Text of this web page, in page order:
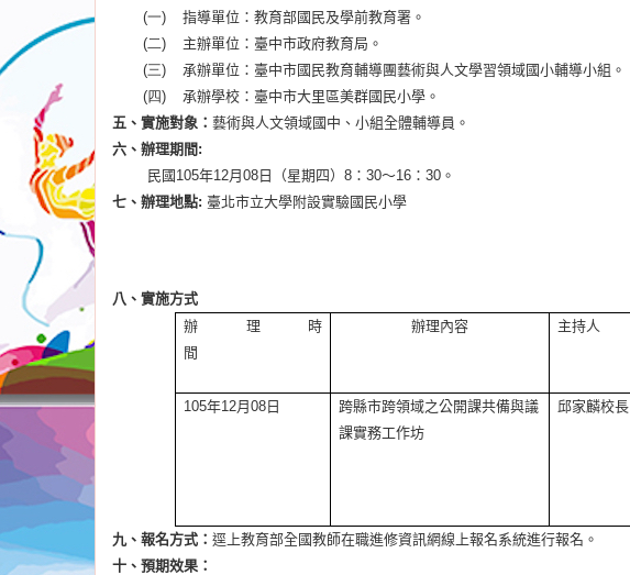
(一)
指導單位：教育部國民及學前教育署。
(二)
主辦單位：臺中市政府教育局。
(三)
承辦單位：臺中市國民教育輔導團藝術與人文學習領域國小輔導小組。
(四)
承辦學校：臺中市大里區美群國民小學。
五、實施對象： 藝術與人文領域國中、小組全體輔導員。
六、辦理期間 :
民國 105年12月 08日（星期四） 8： 30～16： 30。
七、辦理地點: 臺北市立大學附設實驗國民小學
八、實施方式
辦理時
間
辦理內容 主持人
105年12月08 日 跨縣市跨領域之公開課共備與議
課實務工作坊
邱家麟校長
九、報名方式： 逕上教育部全國教師在職進修資訊網線上報名系統進行報名。
十、預期效果：